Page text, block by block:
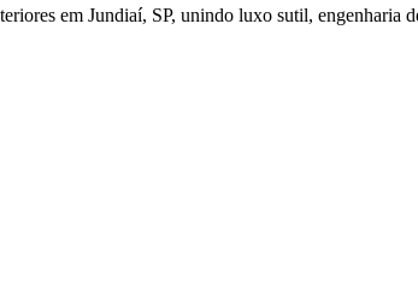
em Jundiaí, SP, unindo luxo sutil, engenharia